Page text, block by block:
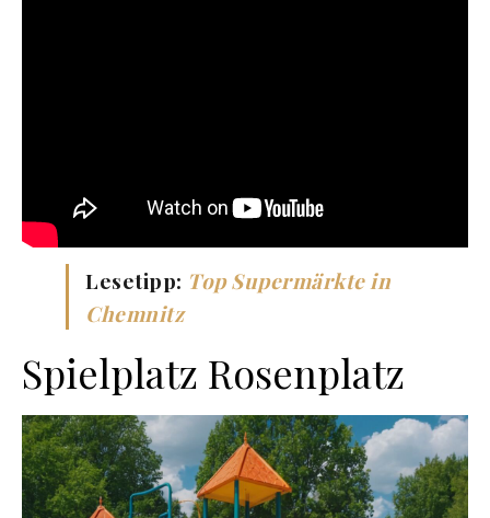
Lesetipp: Top Supermärkte in
Chemnitz
Spielplatz Rosenplatz